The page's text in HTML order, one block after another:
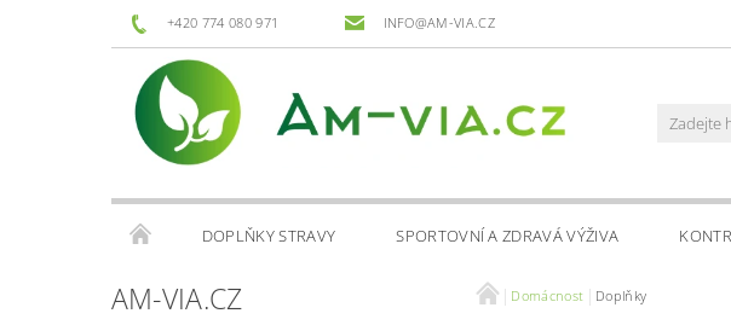
+420 774 080 971 INFO@AM-VIA.CZ
DOPLŇKY STRAVY SPORTOVNÍ A ZDRAVÁ VÝŽIVA
AM-VIA.CZ Domácnost Doplňky